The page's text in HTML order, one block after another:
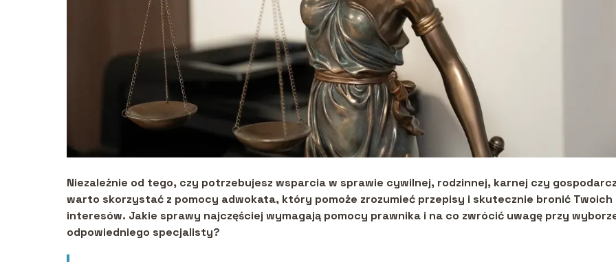
Niezależnie od tego, czy potrzebujesz wsparcia w sprawie cywilnej, rodzinnej, karnej czy
warto skorzystać z pomocy adwokata, który pomoże zrozumieć przepisy i skutecznie bronić Twoich
interesów. Jakie sprawy najczęściej wymagają pomocy prawnika i na co zwrócić uwagę przy
odpowiedniego specjalisty?